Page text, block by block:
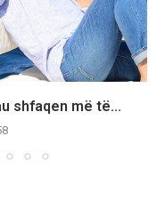
shfaqen më të...